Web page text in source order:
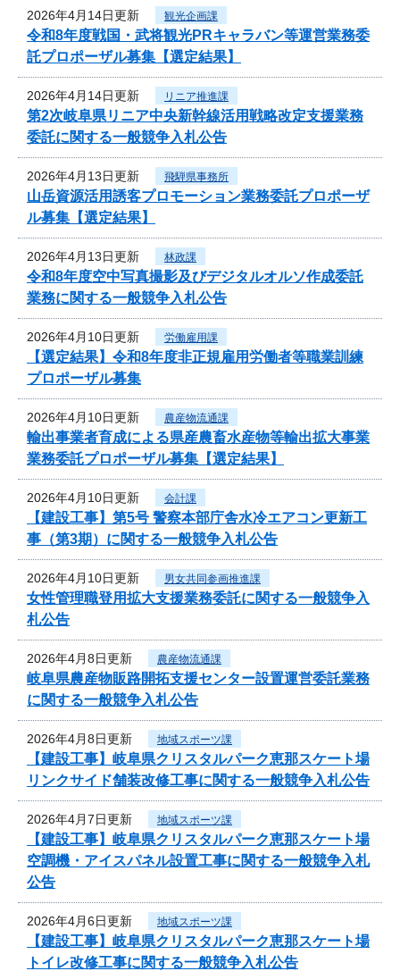
2026年4月14日更新 観光企画課
令和8年度戦国・武将観光PRキャラバン等運営業務委
託プロポーザル募集【選定結果】
2026年4月14日更新 リニア推進課
第2次岐阜県リニア中央新幹線活用戦略改定支援業務
委託に関する一般競争入札公告
2026年4月13日更新 飛騨県事務所
山岳資源活用誘客プロモーション業務委託プロポーザ
ル募集【選定結果】
2026年4月13日更新 林政課
令和8年度空中写真撮影及びデジタルオルソ作成委託
業務に関する一般競争入札公告
2026年4月10日更新 労働雇用課
【選定結果】令和8年度非正規雇用労働者等職業訓練
プロポーザル募集
2026年4月10日更新 農産物流通課
輸出事業者育成による県産農畜水産物等輸出拡大事業
業務委託プロポーザル募集【選定結果】
2026年4月10日更新 会計課
【建設工事】第5号 警察本部庁舎水冷エアコン更新工
事（第3期）に関する一般競争入札公告
2026年4月10日更新 男女共同参画推進課
女性管理職登用拡大支援業務委託に関する一般競争入
札公告
2026年4月8日更新 農産物流通課
岐阜県農産物販路開拓支援センター設置運営委託業務
に関する一般競争入札公告
2026年4月8日更新 地域スポーツ課
【建設工事】岐阜県クリスタルパーク恵那スケート場
リンクサイド舗装改修工事に関する一般競争入札公告
2026年4月7日更新 地域スポーツ課
【建設工事】岐阜県クリスタルパーク恵那スケート場
空調機・アイスパネル設置工事に関する一般競争入札
公告
2026年4月6日更新 地域スポーツ課
【建設工事】岐阜県クリスタルパーク恵那スケート場
トイレ改修工事に関する一般競争入札公告